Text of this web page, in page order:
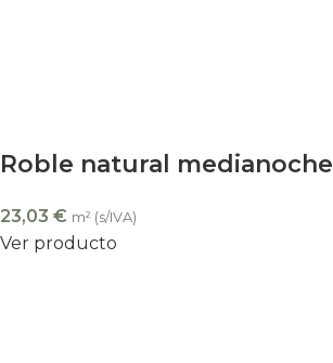
Roble natural medianoche
23,03 € m² (s/IVA)
Ver producto